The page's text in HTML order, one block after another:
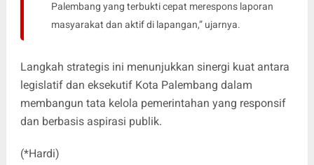
Palembang yang terbukti cepat merespons laporan
masyarakat dan aktif di lapangan,” ujarnya.
Langkah strategis ini menunjukkan sinergi kuat antara
legislatif dan eksekutif Kota Palembang dalam
membangun tata kelola pemerintahan yang responsif
dan berbasis aspirasi publik.
(*Hardi)